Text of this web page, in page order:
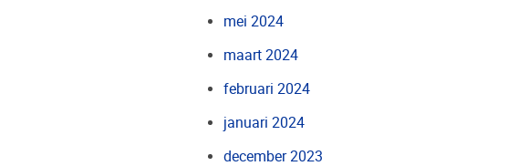
mei 2024
maart 2024
februari 2024
januari 2024
december 2023